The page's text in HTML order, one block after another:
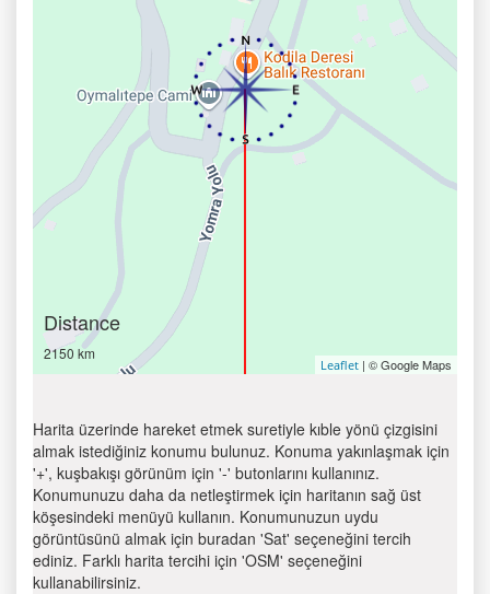
Distance
2150 km
Leaflet | © Google Maps
Harita üzerinde hareket etmek suretiyle kıble yönü çizgisini
almak istediğiniz konumu bulunuz. Konuma yakınlaşmak için
'+', kuşbakışı görünüm için '-' butonlarını kullanınız.
Konumunuzu daha da netleştirmek için haritanın sağ üst
köşesindeki menüyü kullanın. Konumunuzun uydu
görüntüsünü almak için buradan 'Sat' seçeneğini tercih
ediniz. Farklı harita tercihi için 'OSM' seçeneğini
kullanabilirsiniz.